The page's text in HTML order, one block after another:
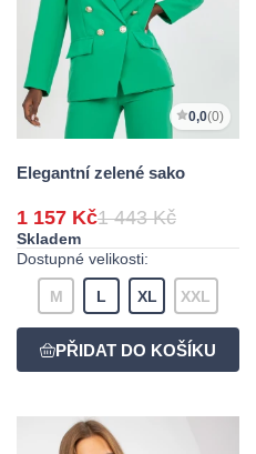
0,0(0)
Elegantní zelené sako
1 157 Kč1 443 Kč
Skladem
Dostupné velikosti:
M L XL XXL